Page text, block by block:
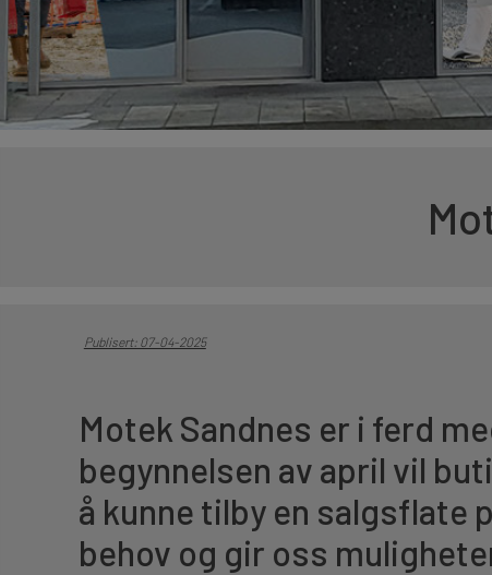
Publisert: 07-04-2025
Motek Sandnes er i ferd
begynnelsen av april vil
å kunne tilby en salgsflate
behov og gir oss